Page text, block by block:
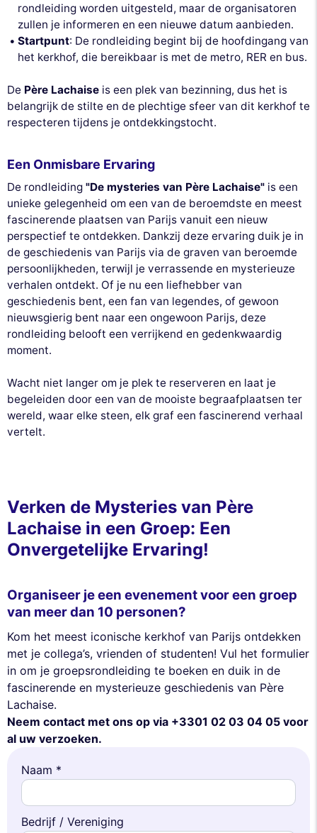
cookies
Wij gebruiken cookies en uw persoonlijke
gegevens om uw browse-ervaring te
accepteren, weigeren of beheren.
Toestemmingen gecertificeerd door
Nooit! Laat me zien Dit is ok voor mik
rondleiding worden uitgesteld, maar de organisatoren
zullen je informeren en een nieuwe datum aanbieden.
Startpunt: De rondleiding begint bij de hoofdingang van
het kerkhof, die bereikbaar is met de metro, RER en bus.
De Père Lachaise is een plek van bezinning, dus het is
belangrijk de stilte en de plechtige sfeer van dit kerkhof te
respecteren tijdens je ontdekkingstocht.
Een Onmisbare Ervaring
De rondleiding "De mysteries van Père Lachaise" is een
unieke gelegenheid om een van de beroemdste en meest
fascinerende plaatsen van Parijs vanuit een nieuw
perspectief te ontdekken. Dankzij deze ervaring duik je in
de geschiedenis van Parijs via de graven van beroemde
persoonlijkheden, terwijl je verrassende en mysterieuze
verhalen ontdekt. Of je nu een liefhebber van
geschiedenis bent, een fan van legendes, of gewoon
nieuwsgierig bent naar een ongewoon Parijs, deze
rondleiding belooft een verrijkend en gedenkwaardig
moment.
Wacht niet langer om je plek te reserveren en laat je
begeleiden door een van de mooiste begraafplaatsen ter
wereld, waar elke steen, elk graf een fascinerend verhaal
vertelt.
Verken de Mysteries van Père
Lachaise in een Groep: Een
Onvergetelijke Ervaring!
Organiseer je een evenement voor een groep
van meer dan 10 personen?
Kom het meest iconische kerkhof van Parijs ontdekken
met je collega’s, vrienden of studenten! Vul het formulier
in om je groepsrondleiding te boeken en duik in de
fascinerende en mysterieuze geschiedenis van Père
Lachaise.
Neem contact met ons op via +3301 02 03 04 05 voor
al uw verzoeken.
Naam *
Bedrijf / Vereniging